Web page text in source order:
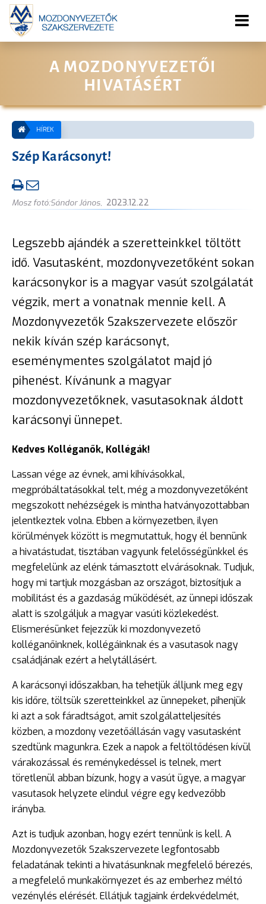
A MOZDONYVEZETŐI
HIVATÁSÉRT
HÍREK
Szép Karácsonyt!
Mosz fotó:Sándor János, 2023.12.22
Legszebb ajándék a szeretteinkkel töltött
idő. Vasutasként, mozdonyvezetőként sokan
karácsonykor is a magyar vasút szolgálatát
végzik, mert a vonatnak mennie kell. A
Mozdonyvezetők Szakszervezete először
nekik kíván szép karácsonyt,
eseménymentes szolgálatot majd jó
pihenést. Kívánunk a magyar
mozdonyvezetőknek, vasutasoknak áldott
karácsonyi ünnepet.
Kedves Kolléganők, Kollégák!
Lassan vége az évnek, ami kihívásokkal,
megpróbáltatásokkal telt, még a mozdonyvezetőként
megszokott nehézségek is mintha hatványozottabban
jelentkeztek volna. Ebben a környezetben, ilyen
körülmények között is megmutattuk, hogy él bennünk
a hivatástudat, tisztában vagyunk felelősségünkkel és
megfelelünk az elénk támasztott elvárásoknak. Tudjuk,
hogy mi tartjuk mozgásban az országot, biztosítjuk a
mobilitást és a gazdaság működését, az ünnepi időszak
alatt is szolgáljuk a magyar vasúti közlekedést.
Elismerésünket fejezzük ki mozdonyvezető
kolléganőinknek, kollégáinknak és a vasutasok nagy
családjának ezért a helytállásért.
A karácsonyi időszakban, ha tehetjük álljunk meg egy
kis időre, töltsük szeretteinkkel az ünnepeket, pihenjük
ki azt a sok fáradtságot, amit szolgálatteljesítés
közben, a mozdony vezetőállásán vagy vasutasként
szedtünk magunkra. Ezek a napok a feltöltődésen kívül
várakozással és reménykedéssel is telnek, mert
töretlenül abban bízunk, hogy a vasút ügye, a magyar
vasutasok helyzete elindul végre egy kedvezőbb
irányba.
Azt is tudjuk azonban, hogy ezért tennünk is kell. A
Mozdonyvezetők Szakszervezete legfontosabb
feladatának tekinti a hivatásunknak megfelelő bérezés,
a megfelelő munkakörnyezet és az emberhez méltó
vezénylés elérését. Ellátjuk tagjaink érdekvédelmét,